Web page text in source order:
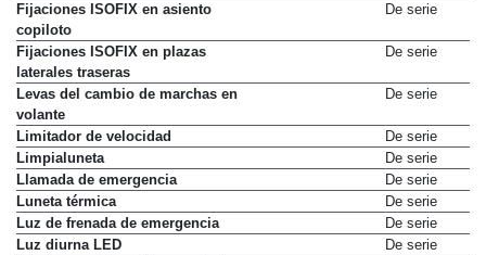
Fijaciones ISOFIX en asiento
copiloto
De serie
Fijaciones ISOFIX en plazas
laterales traseras
De serie
Levas del cambio de marchas en
volante
De serie
Limitador de velocidad
De serie
Limpialuneta
De serie
Llamada de emergencia
De serie
Luneta térmica
De serie
Luz de frenada de emergencia
De serie
Luz diurna LED
De serie